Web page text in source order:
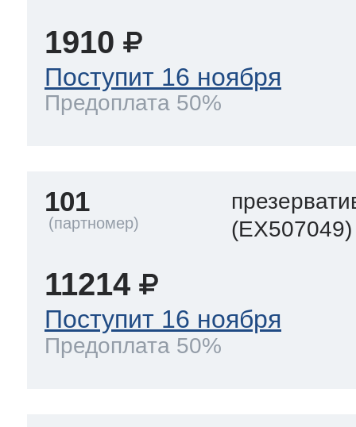
1910
Поступит 16 ноября
Предоплата 50%
101
(EX507049)
11214
Поступит 16 ноября
Предоплата 50%